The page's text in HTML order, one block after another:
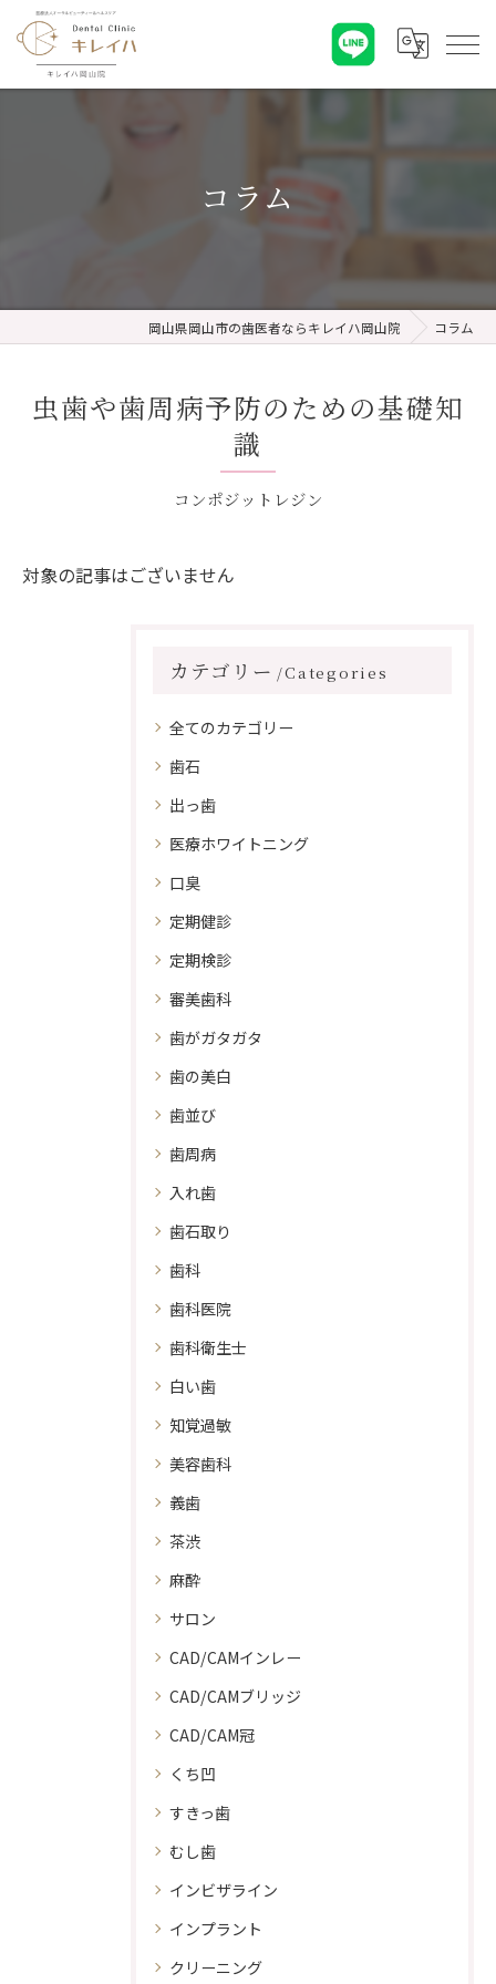
コラム
岡山県岡山市の歯医者ならキレイハ岡山院 コラム
虫歯や歯周病予防のための基礎知
識
コンポジットレジン
対象の記事はございません
カテゴリー Categories
全てのカテゴリー
歯石
出っ歯
医療ホワイトニング
口臭
定期健診
定期検診
審美歯科
歯がガタガタ
歯の美白
歯並び
歯周病
入れ歯
歯石取り
歯科
歯科医院
歯科衛生士
白い歯
知覚過敏
美容歯科
義歯
茶渋
麻酔
サロン
CAD/CAMインレー
CAD/CAMブリッジ
CAD/CAM冠
くち凹
すきっ歯
むし歯
インビザライン
インプラント
クリーニング